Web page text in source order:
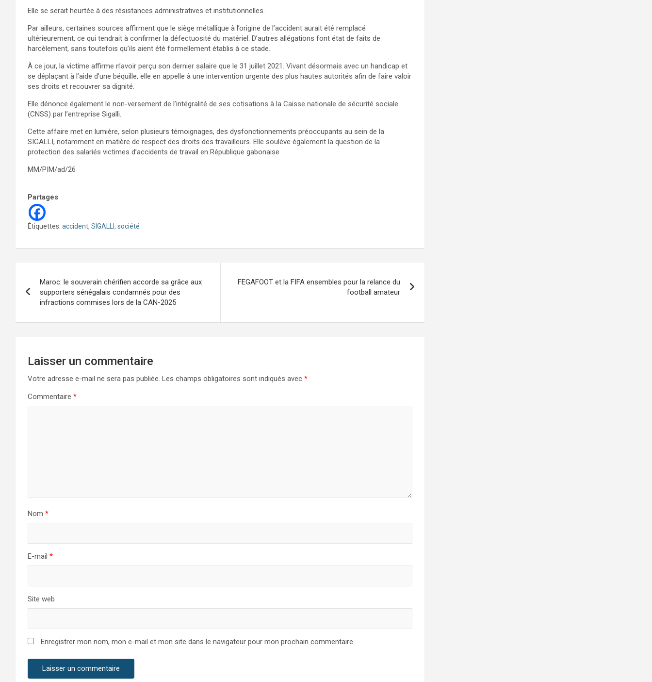
Elle se serait heurtée à des résistances administratives et institutionnelles.
Par ailleurs, certaines sources affirment que le siège métallique à l’origine de l’accident aurait été remplacé
ultérieurement, ce qui tendrait à confirmer la défectuosité du matériel. D’autres allégations font état de faits de
harcèlement, sans toutefois qu’ils aient été formellement établis à ce stade.
À ce jour, la victime affirme n’avoir perçu son dernier salaire que le 31 juillet 2021. Vivant désormais avec un handicap et
se déplaçant à l’aide d’une béquille, elle en appelle à une intervention urgente des plus hautes autorités afin de faire valoir
ses droits et recouvrer sa dignité.
Elle dénonce également le non-versement de l’intégralité de ses cotisations à la Caisse nationale de sécurité sociale
(CNSS) par l’entreprise Sigalli.
Cette affaire met en lumière, selon plusieurs témoignages, des dysfonctionnements préoccupants au sein de la
SIGALLI, notamment en matière de respect des droits des travailleurs. Elle soulève également la question de la
protection des salariés victimes d’accidents de travail en République gabonaise.
MM/PIM/ad/26
Partages
Étiquettes: accident, SIGALLI , société
de
Maroc: le souverain chérifien accorde sa grâce aux
supporters sénégalais condamnés pour des
infractions commises lors de la CAN-2025
FEGAFOOT et la FIFA ensembles pour la relance du
football amateur
Laisser un commentaire
Votre adresse e-mail ne sera pas publiée. Les champs obligatoires sont indiqués avec *
Commentaire *
Nom *
E-mail *
Site web
Enregistrer mon nom, mon e-mail et mon site dans le navigateur pour mon prochain commentaire.